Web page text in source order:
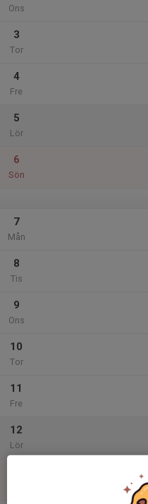
Ons
3
Tor
4
Fre
5
Lör
6
Sön
7
Mån
8
Tis
9
Ons
10
Tor
11
Fre
12
Lör